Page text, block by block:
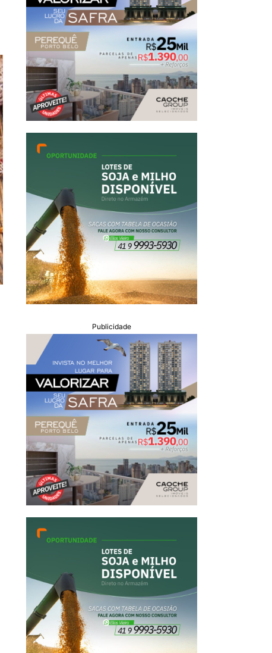
Publicidade